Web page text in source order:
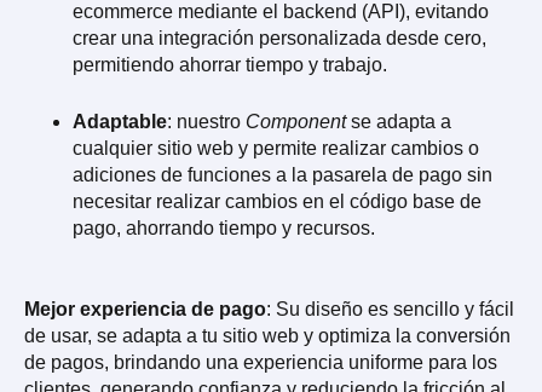
ecommerce mediante el backend (API), evitando
crear una integración personalizada desde cero,
permitiendo ahorrar tiempo y trabajo.
Adaptable: nuestro Componentse adapta a
cualquier sitio web y permite realizar cambios o
adiciones de funciones a la pasarela de pago sin
necesitar realizar cambios en el código base de
pago, ahorrando tiempo y recursos.
Mejor experiencia de pago: Su diseño es sencillo y fácil
de usar, se adapta a tu sitio web y optimiza la conversión
de pagos, brindando una experiencia uniforme para los